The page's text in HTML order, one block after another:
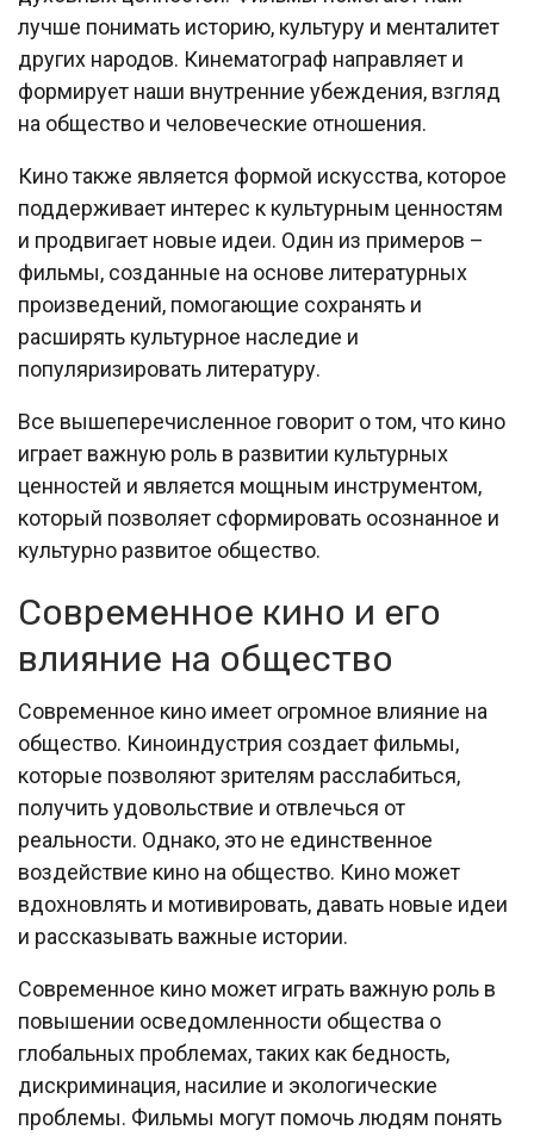
лучше понимать историю, культуру и менталитет
других народов. Кинематограф направляет и
формирует наши внутренние убеждения, взгляд
на общество и человеческие отношения.
Кино также является формой искусства, которое
поддерживает интерес к культурным ценностям
и продвигает новые идеи. Один из примеров –
фильмы, созданные на основе литературных
произведений, помогающие сохранять и
расширять культурное наследие и
популяризировать литературу.
Все вышеперечисленное говорит о том, что кино
играет важную роль в развитии культурных
ценностей и является мощным инструментом,
который позволяет сформировать осознанное и
культурно развитое общество.
Современное кино и его
влияние на общество
Современное кино имеет огромное влияние на
общество. Киноиндустрия создает фильмы,
которые позволяют зрителям расслабиться,
получить удовольствие и отвлечься от
реальности. Однако, это не единственное
воздействие кино на общество. Кино может
вдохновлять и мотивировать, давать новые идеи
и рассказывать важные истории.
Современное кино может играть важную роль в
повышении осведомленности общества о
глобальных проблемах, таких как бедность,
дискриминация, насилие и экологические
проблемы. Фильмы могут помочь людям понять